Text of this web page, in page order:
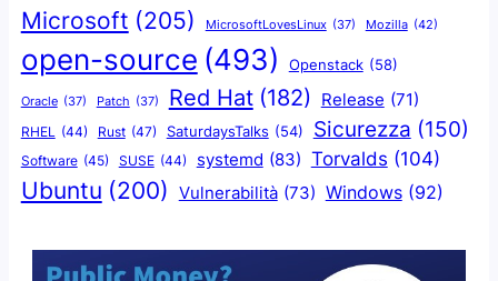
Microsoft (205) MicrosoftLovesLinux (37) Mozilla (42)
open-source (493) Openstack (58)
Oracle (37) Patch (37) Red Hat (182) Release (71)
RHEL (44) Rust (47) SaturdaysTalks (54) Sicurezza (150)
Software (45) SUSE (44) systemd (83) Torvalds (104)
Ubuntu (200) Vulnerabilità (73) Windows (92)